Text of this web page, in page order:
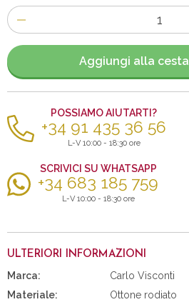
Numero
di
articoli
Aggiungi alla cesta
POSSIAMO AIUTARTI?
+34 91 435 36 56
L-V 10:00 - 18:30 ore
SCRIVICI SU WHATSAPP
+34 683 185 759
L-V 10:00 - 18:30 ore
ULTERIORI INFORMAZIONI
Marca:
Carlo Visconti
Materiale:
Ottone rodiato